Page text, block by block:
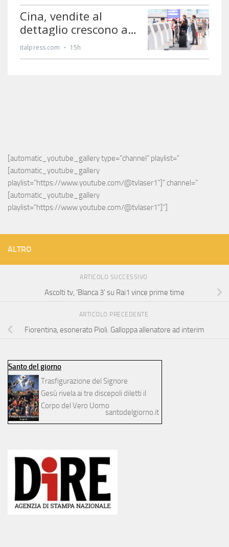
[automatic_youtube_gallery type="channel" playlist="
[automatic_youtube_gallery
playlist="https://www.youtube.com/@tvlaser1"]" channel="
[automatic_youtube_gallery
playlist="https://www.youtube.com/@tvlaser1"]"]
ALTRO
ARTICOLO SUCCESSIVO
Ascolti tv, ‘Blanca 3’ su Rai1 vince prime time
ARTICOLO PRECEDENTE
Fiorentina, esonerato Pioli. Galloppa allenatore ad interim
Santo del giorno
Trasfigurazione del Signore
Gesù rivela ai tre discepoli diletti il
Corpo del Vero Uomo
santodelgiorno.it